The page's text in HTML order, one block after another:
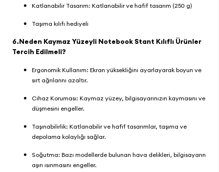
Katlanabilir Tasarım: Katlanabilir ve hafif tasarım (250 g)
Taşıma kılıfı hediyeli
6.Neden Kaymaz Yüzeyli Notebook Stant Kılıflı Ürünler
Tercih Edilmeli?
Ergonomik Kullanım: Ekran yüksekliğini ayarlayarak boyun ve
sırt ağrılarını azaltır.
Cihaz Koruması: Kaymaz yüzey, bilgisayarınızın kaymasını ve
düşmesini engeller.
Taşınabilirlik: Katlanabilir ve hafif tasarımlar, taşıma ve
depolama kolaylığı sağlar.
Soğutma: Bazı modellerde bulunan hava delikleri, bilgisayarın
aşırı ısınmasını engeller.